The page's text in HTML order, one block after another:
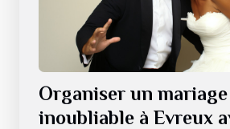
Organiser un mariage
inoubliable à Evreux